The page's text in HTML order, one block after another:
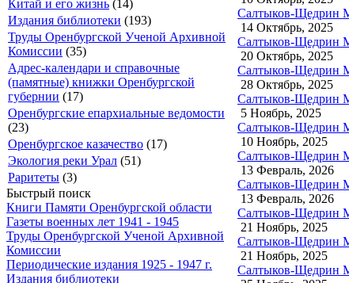
Китай и его жизнь (14)
Издания библиотеки (193)
Труды Оренбургской Ученой Архивной
Комиссии (35)
Адрес-календари и справочные
(памятные) книжки Оренбургской
губернии (17)
Оренбургские епархиальные ведомости
(23)
Оренбургское казачество (17)
Экология реки Урал (51)
Раритеты (3)
Быстрый поиск
Книги Памяти Оренбургской области
Газеты военных лет 1941 - 1945
Труды Оренбургской Ученой Архивной
Комиссии
Периодические издания 1925 - 1947 г.
Издания библиотеки
Салтыков-Щедрин
14 Октябрь, 2025
Салтыков-Щедрин
20 Октябрь, 2025
Салтыков-Щедрин
28 Октябрь, 2025
Салтыков-Щедрин
5 Ноябрь, 2025
Салтыков-Щедрин
10 Ноябрь, 2025
Салтыков-Щедрин
13 Февраль, 2026
Салтыков-Щедрин
13 Февраль, 2026
Салтыков-Щедрин
21 Ноябрь, 2025
Салтыков-Щедрин
21 Ноябрь, 2025
Салтыков-Щедрин